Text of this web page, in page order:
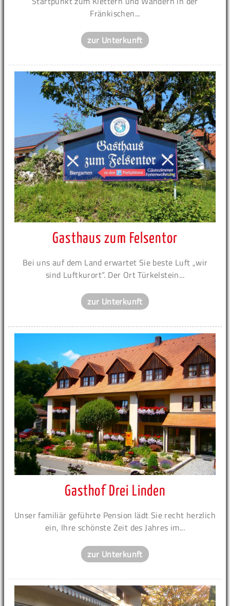
Fränkischen...
zur Unterkunft
Gasthaus zum Felsentor
Bei uns auf dem Land erwartet Sie beste Luft „wir
sind Luftkurort“. Der Ort Türkelstein...
zur Unterkunft
Gasthof Drei Linden
Unser familiär geführte Pension lädt Sie recht herzlich
ein, Ihre schönste Zeit des Jahres im...
zur Unterkunft